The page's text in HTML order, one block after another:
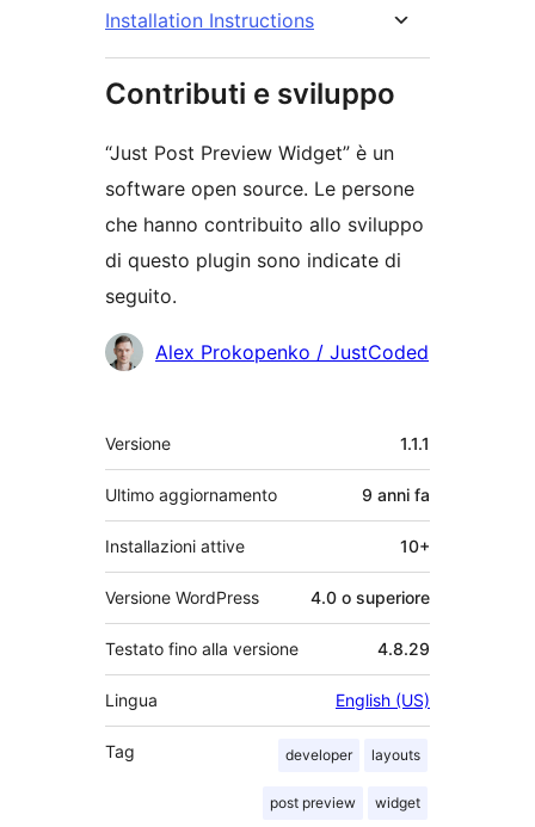
Installation Instructions
Contributi e sviluppo
“Just Post Preview Widget” è un
software open source. Le persone
che hanno contribuito allo sviluppo
di questo plugin sono indicate di
seguito.
Collaboratori
Alex Prokopenko / JustCoded
Meta
Versione 1.1.1
Ultimo aggiornamento 9 anni fa
Installazioni attive 10+
Versione WordPress 4.0 o superiore
Testato fino alla versione 4.8.29
Lingua English (US)
Tag developer layouts
post preview widget